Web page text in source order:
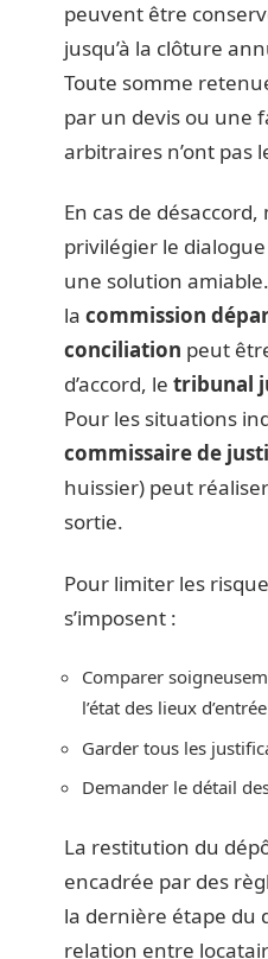
peuvent être
jusqu’à la clôture
Toute somme
par un devis ou une
arbitraires n’ont pas
En cas de
privilégier le
une solution
la commission
conciliation peut
d’accord, le tribunal
Pour les situations
commissaire de
huissier) peut
sortie.
Pour limiter les
s’imposent :
Comparer
l’état des lieux d’entrée
Garder tous les
Demander le détail
La restitution du
encadrée par des
la dernière étape du
relation entre